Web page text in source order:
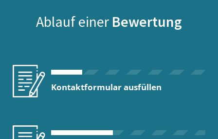
Ablauf einer Bewertung
Kontaktformular ausfüllen